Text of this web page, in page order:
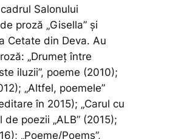
Salonului
proză „Gisella” şi
Cetate din Deva. Au
„Drumeț între
iluzii”, poeme (2010);
„Altfel, poemele”
în 2015); „Carul cu
poezii „ALB” (2015);
„Poeme/Poems”,